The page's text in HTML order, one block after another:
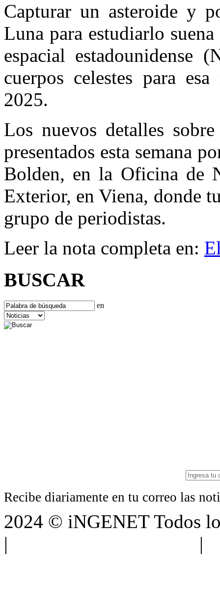
Capturar un asteroide y
Luna para estudiarlo
espacial estadounidense
cuerpos celestes para
2025.
Los nuevos detalles
presentados esta semana
Bolden, en la Oficina de
Exterior, en Viena, donde
grupo de periodistas.
Leer la nota completa en:
BUSCAR
en
Recibe diariamente en tu correo las
2024 © iNGENET Todos
|
|